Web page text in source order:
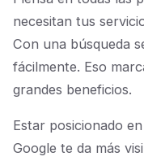
necesitan tus
Con una búsqueda
fácilmente. Eso
grandes beneficios.
Estar posicionado
Google te da más